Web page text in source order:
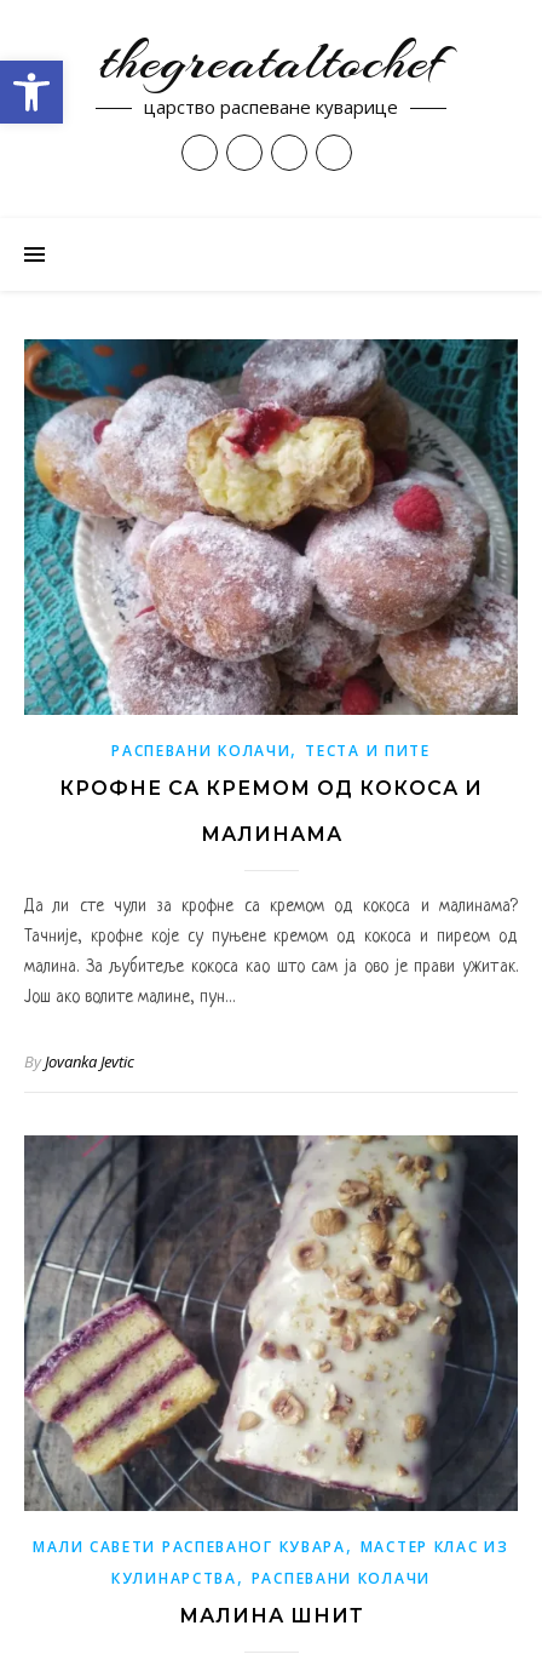
thegreataltochef
царство распеване куварице
РАСПЕВАНИ КОЛАЧИ, ТЕСТА И ПИТЕ
КРОФНЕ СА КРЕМОМ ОД КОКОСА И
МАЛИНАМА
Да ли сте чули за крофне са кремом од кокоса и малинама?
Тачније, крофне које су пуњене кремом од кокоса и пиреом од
малина. За љубитеље кокоса као што сам ја ово је прави ужитак.
Још ако волите малине, пун…
ByJovanka Jevtic
МАЛИ САВЕТИ РАСПЕВАНОГ КУВАРА, МАСТЕР КЛАС ИЗ
КУЛИНАРСТВА, РАСПЕВАНИ КОЛАЧИ
МАЛИНА ШНИТ
Open toolbar